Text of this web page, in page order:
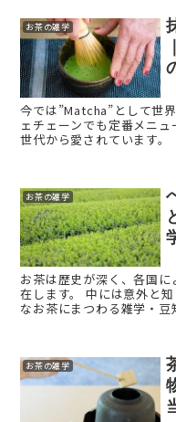
お茶の雑学
今では”Matcha”として世
ェチェーンでも定番メニ
世代から愛されています
お茶の雑学
お茶は歴史が深く、各国
在します。 中には意外と
なお茶にまつわる雑学・
お茶の雑学